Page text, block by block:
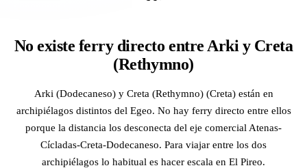
No existe ferry directo entre Arki y Creta
(Rethymno)
Arki (Dodecaneso) y Creta (Rethymno) (Creta) están en
archipiélagos distintos del Egeo. No hay ferry directo entre ellos
porque la distancia los desconecta del eje comercial Atenas-
Cícladas-Creta-Dodecaneso. Para viajar entre los dos
archipiélagos lo habitual es hacer escala en El Pireo.